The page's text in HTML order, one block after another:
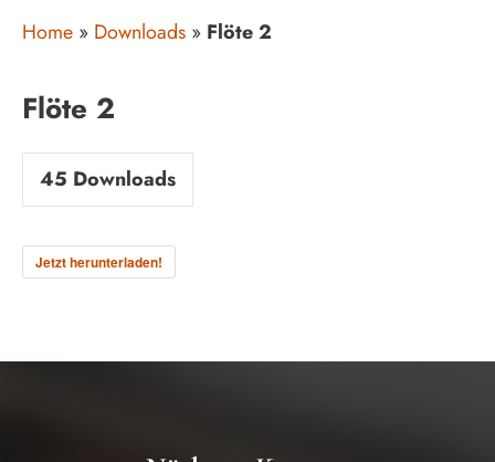
Home » Downloads » Flöte 2
Flöte 2
45 Downloads
Jetzt herunterladen!